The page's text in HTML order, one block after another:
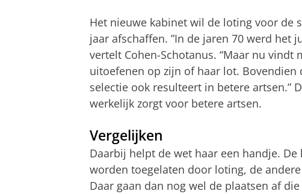
Het nieuwe kabinet wil de loting voor de
jaar afschaffen. ”In de jaren 70 werd het
vertelt Cohen-Schotanus. “Maar nu
uitoefenen op zijn of haar lot. Bovendien
selectie ook resulteert in betere artsen.”
werkelijk zorgt voor betere artsen.
Vergelijken
Daarbij helpt de wet haar een handje.
worden toegelaten door loting, de
Daar gaan dan nog wel de plaatsen af